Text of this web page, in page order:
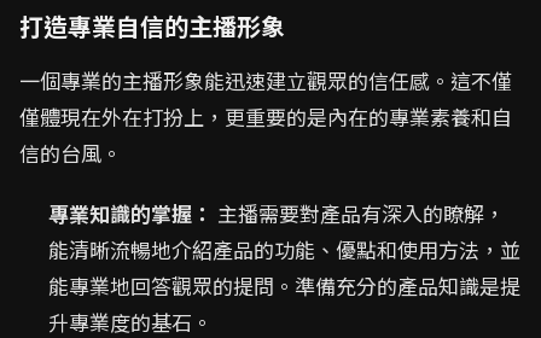
打造專業自信的主播形象
一個專業的主播形象能迅速建立觀眾的信任感。這不僅
僅體現在外在打扮上，更重要的是內在的專業素養和自
信的台風。
專業知識的掌握： 主播需要對產品有深入的瞭解，
能清晰流暢地介紹產品的功能、優點和使用方法，並
能專業地回答觀眾的提問。準備充分的產品知識是提
升專業度的基石。